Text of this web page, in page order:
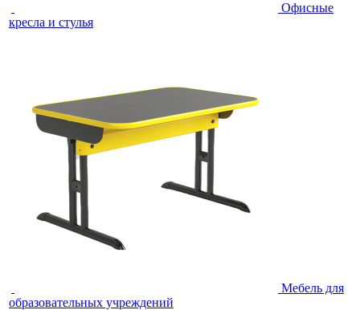
Офисные
кресла и стулья
Мебель для
образовательных учреждений